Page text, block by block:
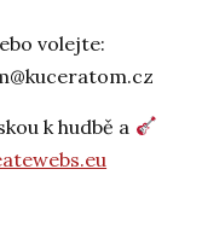
volejte:
k hudbě a